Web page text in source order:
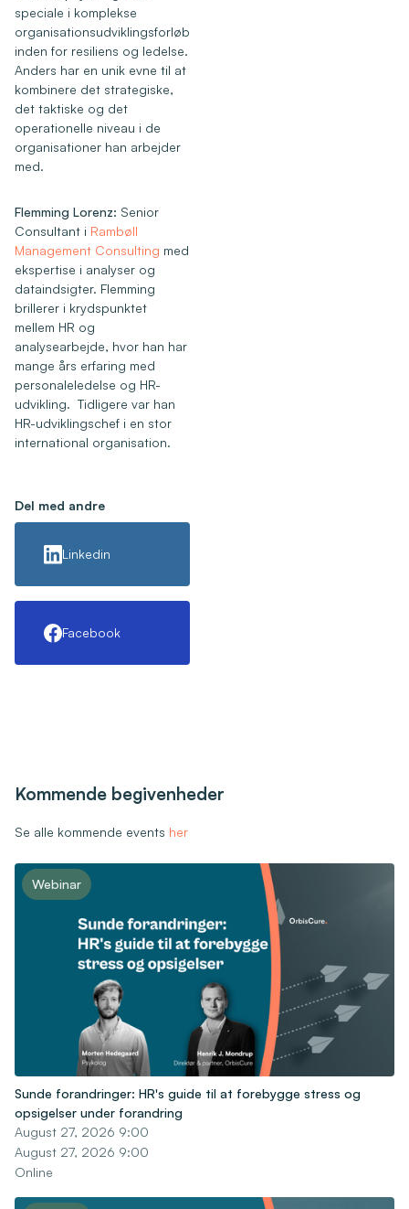
speciale i komplekse
organisationsudviklingsforløb
inden for resiliens og ledelse.
Anders har en unik evne til at
kombinere det strategiske,
det taktiske og det
operationelle niveau i de
organisationer han arbejder
med.
Flemming Lorenz: Senior
Consultant i Rambøll
Management Consulting med
ekspertise i analyser og
dataindsigter. Flemming
brillerer i krydspunktet
mellem HR og
analysearbejde, hvor han har
mange års erfaring med
personaleledelse og HR-
udvikling. Tidligere var han
HR-udviklingschef i en stor
international organisation.
Del med andre
Linkedin
Facebook
Kommende begivenheder
Se alle kommende events her
Webinar
Sunde forandringer: HR's guide til at forebygge stress og
opsigelser under forandring
August 27, 2026 9:00
August 27, 2026 9:00
Online